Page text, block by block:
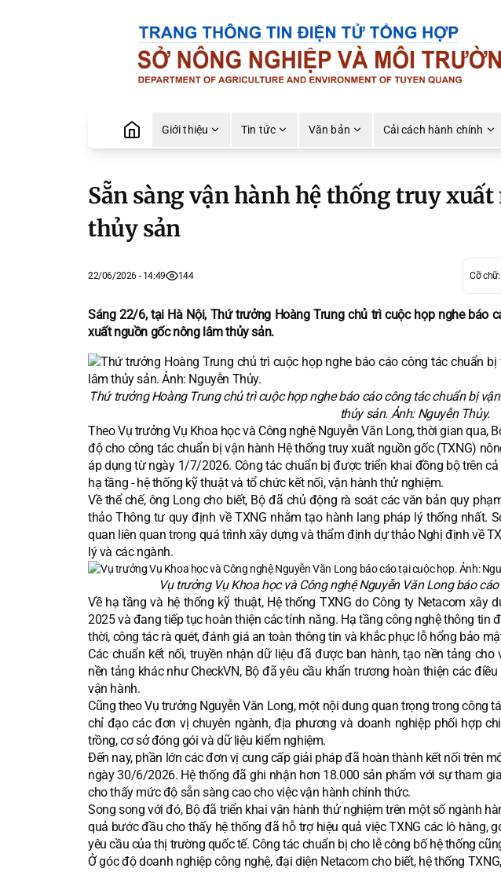
Giới thiệu Tin tức Văn bản Cải cách hành chính
Sẵn sàng vận hành hệ thống truy
thủy sản
22/06/2026 - 14:49 144 Cỡ chữ:
Sáng 22/6, tại Hà Nội, Thứ trưởng Hoàng Trung chủ trì cuộc họp nghe báo
xuất nguồn gốc nông lâm thủy sản.
Thứ trưởng Hoàng Trung chủ trì cuộc họp nghe báo cáo công tác chuẩn bị
thủy sản. Ảnh: Nguyễn Thủy.
Theo Vụ trưởng Vụ Khoa học và Công nghệ Nguyễn Văn Long, thời gian qua,
độ cho công tác chuẩn bị vận hành Hệ thống truy xuất nguồn gốc (TXNG)
áp dụng từ ngày 1/7/2026. Công tác chuẩn bị được triển khai đồng bộ trên
hạ tầng - hệ thống kỹ thuật và tổ chức kết nối, vận hành thử nghiệm.
Về thể chế, ông Long cho biết, Bộ đã chủ động rà soát các văn bản quy
thảo Thông tư quy định về TXNG nhằm tạo hành lang pháp lý thống nhất.
quan liên quan trong quá trình xây dựng và thẩm định dự thảo Nghị định về
lý và các ngành.
Vụ trưởng Vụ Khoa học và Công nghệ Nguyễn Văn Long báo
Về hạ tầng và hệ thống kỹ thuật, Hệ thống TXNG do Công ty Netacom
2025 và đang tiếp tục hoàn thiện các tính năng. Hạ tầng công nghệ thông tin
thời, công tác rà quét, đánh giá an toàn thông tin và khắc phục lỗ hổng bảo
Các chuẩn kết nối, truyền nhận dữ liệu đã được ban hành, tạo nền tảng
nền tảng khác như CheckVN, Bộ đã yêu cầu khẩn trương hoàn thiện các
vận hành.
Cũng theo Vụ trưởng Nguyễn Văn Long, một nội dung quan trọng trong công
chỉ đạo các đơn vị chuyên ngành, địa phương và doanh nghiệp phối hợp
trồng, cơ sở đóng gói và dữ liệu kiểm nghiệm.
Đến nay, phần lớn các đơn vị cung cấp giải pháp đã hoàn thành kết nối trên
ngày 30/6/2026. Hệ thống đã ghi nhận hơn 18.000 sản phẩm với sự tham
cho thấy mức độ sẵn sàng cao cho việc vận hành chính thức.
Song song với đó, Bộ đã triển khai vận hành thử nghiệm trên một số ngành
quả bước đầu cho thấy hệ thống đã hỗ trợ hiệu quả việc TXNG các lô hàng,
yêu cầu của thị trường quốc tế. Công tác chuẩn bị cho lễ công bố hệ thống
Ở góc độ doanh nghiệp công nghệ, đại diện Netacom cho biết, hệ thống